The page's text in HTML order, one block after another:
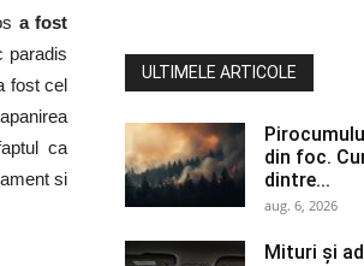
a fost
paradis
fost cel
ca
si
ULTIMELE ARTICOLE
din foc.
dintre...
aug. 6, 2026
Mituri și